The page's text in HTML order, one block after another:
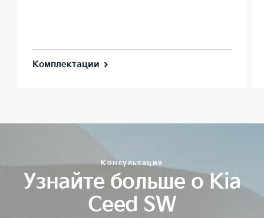
Комплектации
Консультация
Узнайте больше о Kia
Ceed SW